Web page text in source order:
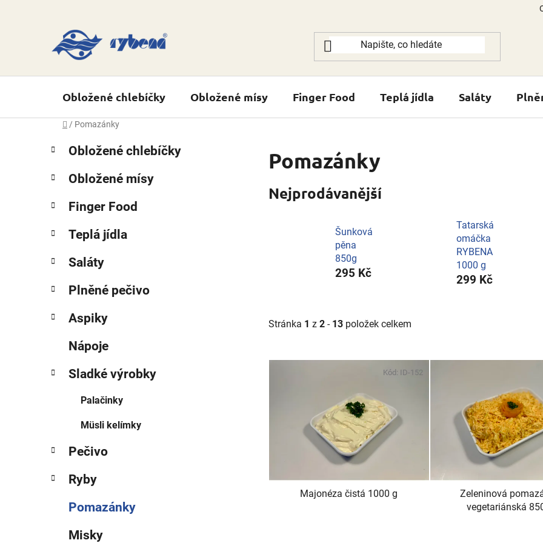
Obložené chlebíčky Obložené mísy Finger Food Teplá jídla Saláty
Domů
/ Pomazánky
P
s
r
n
n
í
p
n
kategorie
K
a
e
o
i
Obložené chlebíčky
Obložené mísy
Finger Food
Teplá jídla
Saláty
Plněné pečivo
Aspiky
Nápoje
Sladké výrobky
Palačinky
Müsli kelímky
Pečivo
Ryby
Pomazánky
Misky
Pomazánky
Nejprodávanější
Šunková
pěna
850g
295 Kč
Tatarská
omáčka
RYBENA
1000 g
299 Kč
Stránka 1 z 2 - 13 položek celkem
V
d
Majonéza čistá 1000 g
Kód: ID-152
Zeleninová
vegetariánská